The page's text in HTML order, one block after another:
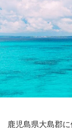
鹿児島県大島郡